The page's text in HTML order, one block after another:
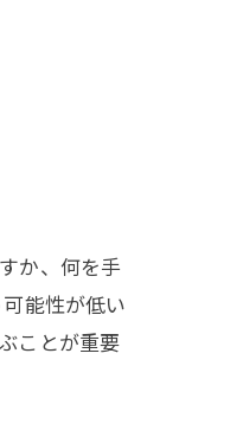
か、何を手
能性が低い
ことが重要